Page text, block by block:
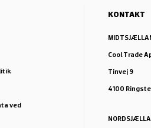
ved
KONTAKT
Cool Trade
Tinvej 9
4100